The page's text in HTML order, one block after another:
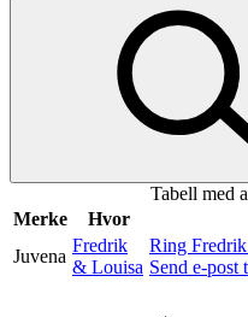
Mat og drikke
Aktiviteter
Inspirasjon
Tabell med
Merke
Hvor
Juvena
Fredrik
& Louisa
Ring
Send e-post